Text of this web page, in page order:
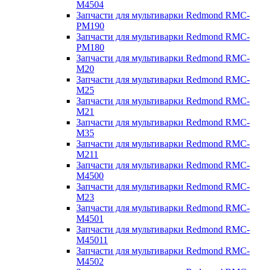
M4504
Запчасти для мультиварки Redmond RMC-
PM190
Запчасти для мультиварки Redmond RMC-
PM180
Запчасти для мультиварки Redmond RMC-
M20
Запчасти для мультиварки Redmond RMC-
M25
Запчасти для мультиварки Redmond RMC-
M21
Запчасти для мультиварки Redmond RMC-
M35
Запчасти для мультиварки Redmond RMC-
M211
Запчасти для мультиварки Redmond RMC-
M4500
Запчасти для мультиварки Redmond RMC-
M23
Запчасти для мультиварки Redmond RMC-
M4501
Запчасти для мультиварки Redmond RMC-
M45011
Запчасти для мультиварки Redmond RMC-
M4502